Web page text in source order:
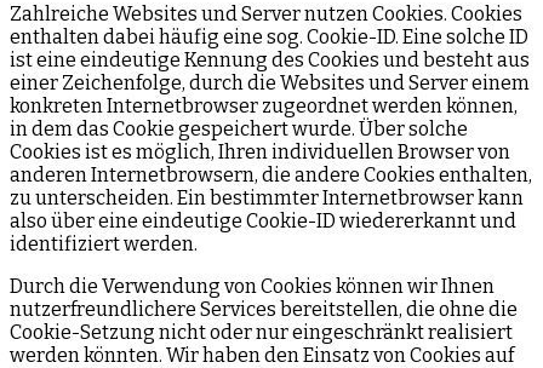
Zahlreiche Websites und Server nutzen Cookies. Cookies
enthalten dabei häufig eine sog. Cookie-ID. Eine solche ID
ist eine eindeutige Kennung des Cookies und besteht aus
einer Zeichenfolge, durch die Websites und Server einem
konkreten Internetbrowser zugeordnet werden können,
in dem das Cookie gespeichert wurde. Über solche
Cookies ist es möglich, Ihren individuellen Browser von
anderen Internetbrowsern, die andere Cookies enthalten,
zu unterscheiden. Ein bestimmter Internetbrowser kann
also über eine eindeutige Cookie-ID wiedererkannt und
identifiziert werden.
Durch die Verwendung von Cookies können wir Ihnen
nutzerfreundlichere Services bereitstellen, die ohne die
Cookie-Setzung nicht oder nur eingeschränkt realisiert
werden könnten. Wir haben den Einsatz von Cookies auf